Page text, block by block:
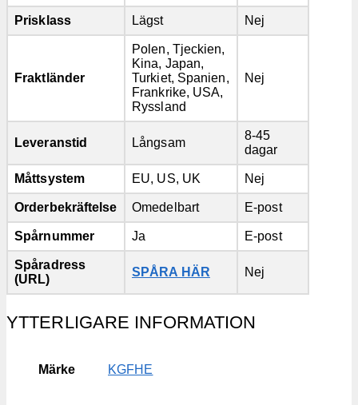
Prisklass Lägst Nej
Fraktländer
Polen, Tjeckien,
Kina, Japan,
Turkiet, Spanien,
Frankrike, USA,
Ryssland
Nej
Leveranstid Långsam
8-45
dagar
Måttsystem EU, US, UK Nej
Orderbekräftelse Omedelbart E-post
Spårnummer Ja E-post
Spåradress
(URL)
SPÅRA HÄR Nej
YTTERLIGARE INFORMATION
Märke KGFHE